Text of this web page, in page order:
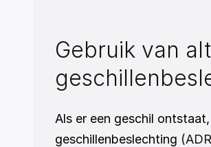
Gebruik van
Als er een geschil
geschillenbeslechting